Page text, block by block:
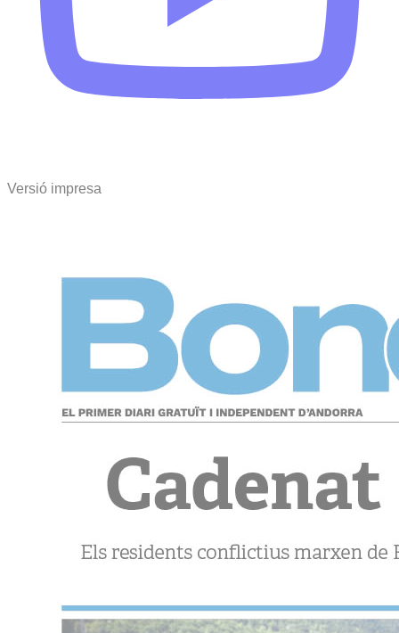
Versió impresa